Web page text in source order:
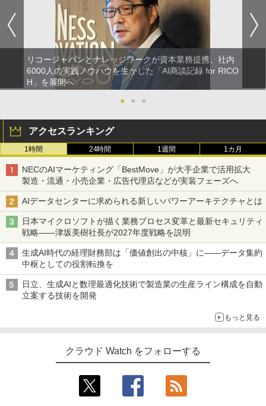
リコージャパンとナレッジワークが資本業務提携、社内
6000人の実践ノウハウを生かした「AI商談記録 for RICO
H」を展開へ
●
● ●
アクセスランキング
1時間 24時間 1週間 1カ月
NECのAIマーケティング「BestMove」が大手企業で活用拡大
製造・流通・小売企業・広告代理店などが実装フェーズへ
AIデータセンターに求められる新しいパワーアーキテクチャとは
日本マイクロソフトが描く業務プロセス変革と最新セキュリティ
戦略――津坂美樹社長が2027年度戦略を説明
生成AI時代の経理財務部は「価値創出の中核」に――データ集約
中枢としての役割転換を
日立、生成AIと数理最適化技術で製造業の生産ライン構成を自動
立案する技術を開発
もっと見る
クラウド Watch をフォローする